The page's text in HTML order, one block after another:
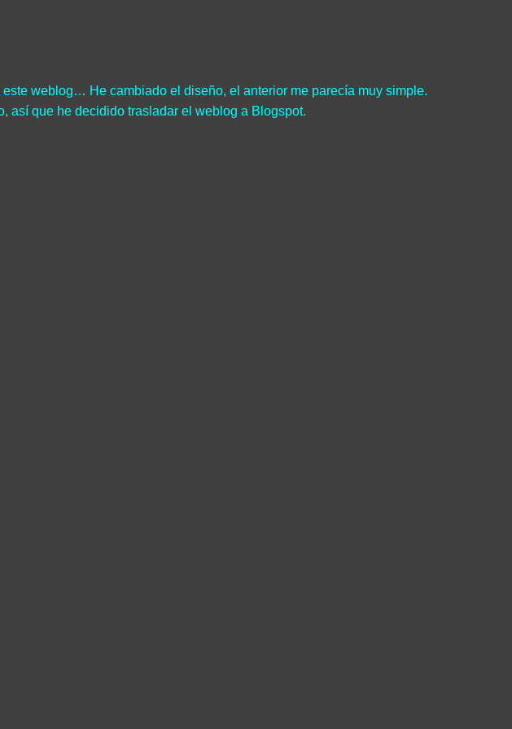
weblog… He cambiado el diseño, el anterior me parecía muy simple.
así que he decidido trasladar el weblog a Blogspot.